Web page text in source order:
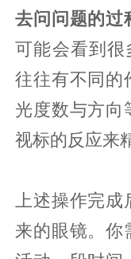
去问问题的过
可能会看到很
往往有不同的
光度数与方向
视标的反应来
上述操作完成
来的眼镜。你